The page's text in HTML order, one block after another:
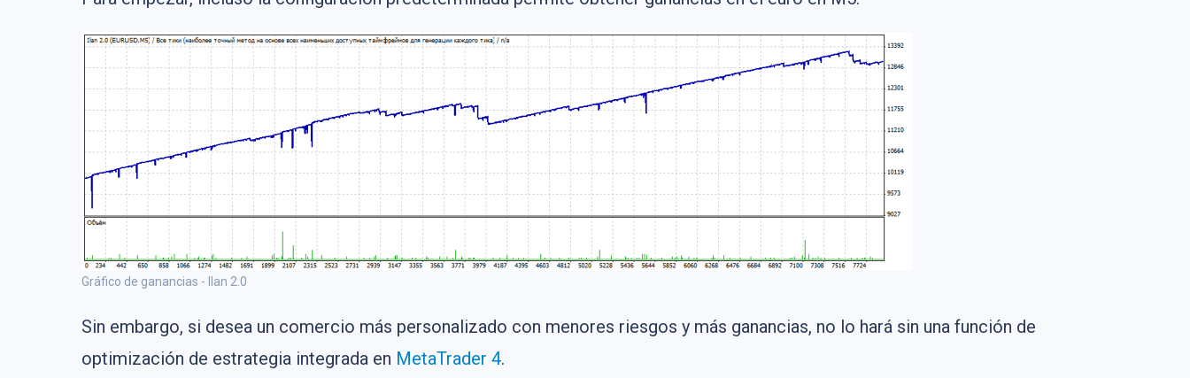
Gráfico de ganancias - Ilan 2.0
Sin embargo, si desea un comercio más personalizado con menores riesgos y más ganancias, no lo hará sin una función de
optimización de estrategia integrada en MetaTrader 4.